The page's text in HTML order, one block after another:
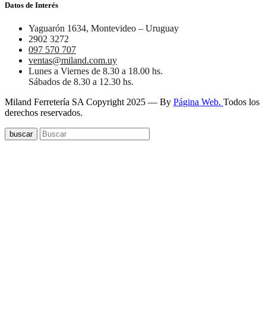
Datos de Interés
Yaguarón 1634, Montevideo – Uruguay
2902 3272
097 570 707
ventas@miland.com.uy
Lunes a Viernes de 8.30 a 18.00 hs.
Sábados de 8.30 a 12.30 hs.
Miland Ferretería SA Copyright 2025 — By Página Web. Todos los
derechos reservados.
buscar